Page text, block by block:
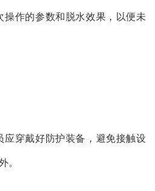
操作的参数和脱水效果，以便未
应穿戴好防护装备，避免接触设